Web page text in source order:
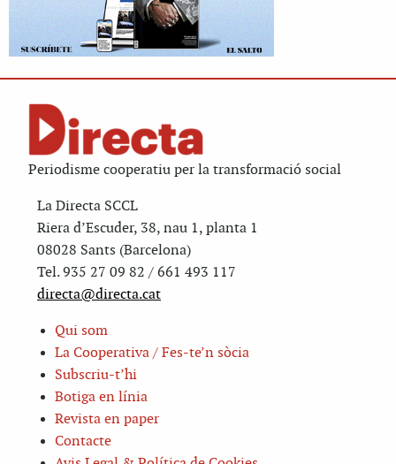
Periodisme cooperatiu per la transformació social
La Directa SCCL
Riera d’Escuder, 38, nau 1, planta 1
08028 Sants (Barcelona)
Tel. 935 27 09 82 / 661 493 117
directa@directa.cat
Qui som
La Cooperativa / Fes-te’n sòcia
Subscriu-t’hi
Botiga en línia
Revista en paper
Contacte